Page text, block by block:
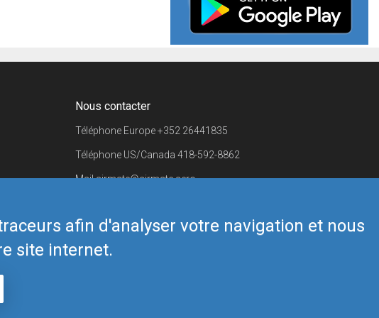
afin d'analyser votre navigation et nous
site internet.
Nous contacter
Téléphone Europe+352 26441835
Téléphone US/Canada 418-592-8862
Mailairmate@airmate.aero